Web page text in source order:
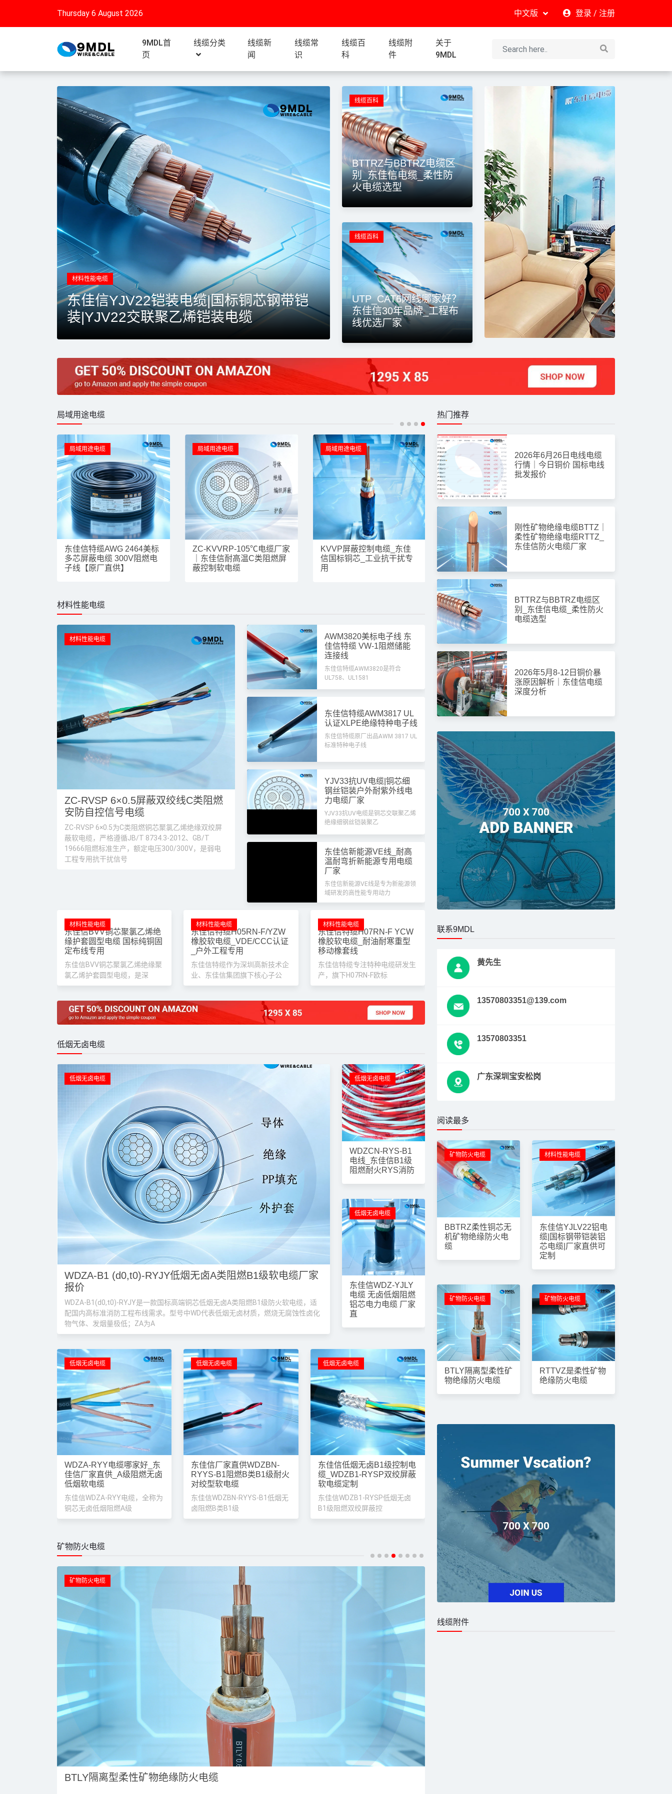
Thursday 6 August 2026 中文版 登录 / 注册
9MDL首
页
线缆分类
线缆新
闻
线缆常
识
线缆百
科
线缆附
件
关于
9MDL
线缆资讯,电线电缆,XLPE电缆,耐火电缆,电缆选型,线缆标准
材料性能电缆
东佳信YJV22铠装电缆|国标铜芯钢带铠
装|YJV22交联聚乙烯铠装电缆
局域用途电缆
东佳信DJVPVRP计算机屏蔽软电缆_国
标纯铜双层屏蔽计算机线缆
东佳信
套氧化
线缆百科
BTTRZ与BBTRZ电缆区
别_东佳信电缆_柔性防
火电缆选型
线缆百科
UTP_CAT6网线哪家好？
东佳信30年品牌_工程布
线优选厂家
局域用途电缆
局域用途电缆
东佳信特缆AWG 2464美标
多芯屏蔽电缆 300V阻燃电
子线【原厂直供】
局域用途电缆
ZC-KVVRP-105℃电缆厂家
｜东佳信耐高温C类阻燃屏
蔽控制软电缆
局域用途电缆
KVVP屏蔽控制电缆_东佳
信国标铜芯_工业抗干扰专
用
局域用途电缆
东佳信TRVV/TRVVP拖链
电缆 高柔性耐弯曲 工业自
动化专用
东佳信特缆AWG 2464美标
材料性能电缆
材料性能电缆
ZC-RVSP 6×0.5屏蔽双绞线C类阻燃
安防自控信号电缆
ZC-RVSP 6×0.5为C类阻燃铜芯聚氯乙烯绝缘双绞屏
蔽软电缆，严格遵循JB/T 8734.3-2012、GB/T
19666阻燃标准生产，额定电压300/300V，是弱电
工程专用抗干扰信号
材料性能电缆
YJV-5×10电缆 0.6/1KV 国标铜芯五
芯电力电缆
YJV 5×10电缆是一款国标低压铜芯交联聚乙烯绝缘电
电压0.6/1kV，适配工频50Hz交流输配电系统。产品
严格遵循国家标准生产，采用优质无氧
ZC-RVSP 6×0.5屏蔽双绞线C类阻燃
安防自控信号电缆
ZC-RVSP 6×0.5为C类阻燃铜芯聚氯乙烯绝缘双绞屏
蔽软电缆，严格遵循JB/T 8734.3-2012、GB/T
19666阻燃标准生产，额定电压300/300V，是弱电
工程专用抗干扰信号
AWM3820美标电子线 东
佳信特缆 VW-1阻燃储能
连接线
东佳信特缆AWM3820是符合
UL758、UL1581
东佳信特缆AWM3817 UL
认证XLPE绝缘特种电子线
东佳信特缆原厂出品AWM 3817 UL
标准特种电子线
YJV33抗UV电缆|铜芯细
钢丝铠装户外耐紫外线电
力电缆厂家
YJV33抗UV电缆是铜芯交联聚乙烯
绝缘细钢丝铠装聚乙
东佳信新能源VE线_耐高
温耐弯折新能源专用电缆
厂家
东佳信新能源VE线是专为新能源领
域研发的高性能专用动力
材料性能电缆
东佳信BVV铜芯聚氯乙烯绝
缘护套圆型电缆 国标纯铜固
定布线专用
东佳信BVV铜芯聚氯乙烯绝缘聚
氯乙烯护套圆型电缆，是深
材料性能电缆
东佳信特缆作为深圳高新技术企
材料性能电缆
东佳信特缆专注特种电缆研发生
产，旗下H07RN-F欧标
低烟无卤电缆
低烟无卤电缆
WDZA-B1 (d0,t0)-RYJY低烟无卤A类阻燃B1级软电缆厂家
报价
WDZA-B1(d0,t0)-RYJY是一款国标高端铜芯低烟无卤A类阻燃B1级防火软电缆，适
配国内高标准消防工程布线需求。型号中WD代表低烟无卤材质，燃烧无腐蚀性卤化
物气体、发烟量极低；ZA为A
WDZCN-RYS-B1
电线_东佳信B1级
阻燃耐火RYS消防
低烟无卤电缆
东佳信WDZ-YJLY
电缆 无卤低烟阻燃
铝芯电力电缆 厂家
直
低烟无卤电缆
佳信厂家直供_A级阻燃无卤
低烟软电缆
东佳信WDZA-RYY电缆，全称为
铜芯无卤低烟阻燃A级
低烟无卤电缆
RYYS-B1阻燃B类B1级耐火
对绞型软电缆
东佳信WDZBN-RYYS-B1低烟无
卤阻燃B类B1级
低烟无卤电缆
东佳信WDZB1-RYSP低烟无卤
矿物防火电缆
热门推荐
2026年6月26日电线电缆
行情｜今日铜价 国标电线
批发报价
刚性矿物绝缘电缆BTTZ｜
柔性矿物绝缘电缆RTTZ_
东佳信防火电缆厂家
BTTRZ与BBTRZ电缆区
别_东佳信电缆_柔性防火
电缆选型
2026年5月8-12日铜价暴
涨原因解析｜东佳信电缆
深度分析
联系9MDL
黄先生
13570803351@139.com
13570803351
广东深圳宝安松岗
阅读最多
矿物防火电缆
BBTRZ柔性铜芯无
机矿物绝缘防火电
缆
材料性能电缆
东佳信YJLV22铝电
缆|国标钢带铠装铝
芯电缆|厂家直供可
定制
矿物防火电缆
BTLY隔离型柔性矿
物绝缘防火电缆
矿物防火电缆
RTTVZ是柔性矿物
绝缘防火电缆
线缆附件